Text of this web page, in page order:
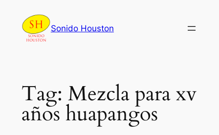
content
Sonido Houston
Tag: Mezcla para xv
años huapangos